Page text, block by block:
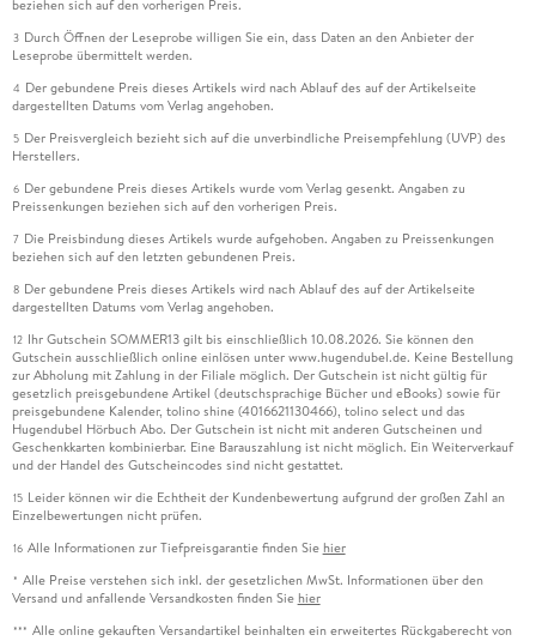
beziehen sich auf den vorherigen Preis.
3 Durch Öffnen der Leseprobe willigen Sie ein, dass Daten an den Anbieter der
Leseprobe übermittelt werden.
4 Der gebundene Preis dieses Artikels wird nach Ablauf des auf der Artikelseite
dargestellten Datums vom Verlag angehoben.
5 Der Preisvergleich bezieht sich auf die unverbindliche Preisempfehlung (UVP) des
Herstellers.
6 Der gebundene Preis dieses Artikels wurde vom Verlag gesenkt. Angaben zu
Preissenkungen beziehen sich auf den vorherigen Preis.
7 Die Preisbindung dieses Artikels wurde aufgehoben. Angaben zu Preissenkungen
beziehen sich auf den letzten gebundenen Preis.
8 Der gebundene Preis dieses Artikels wird nach Ablauf des auf der Artikelseite
dargestellten Datums vom Verlag angehoben.
12 Ihr Gutschein SOMMER13 gilt bis einschließlich 10.08.2026. Sie können den
Gutschein ausschließlich online einlösen unter www.hugendubel.de. Keine Bestellung
zur Abholung mit Zahlung in der Filiale möglich. Der Gutschein ist nicht gültig für
gesetzlich preisgebundene Artikel (deutschsprachige Bücher und eBooks) sowie für
preisgebundene Kalender, tolino shine (4016621130466), tolino select und das
Hugendubel Hörbuch Abo. Der Gutschein ist nicht mit anderen Gutscheinen und
Geschenkkarten kombinierbar. Eine Barauszahlung ist nicht möglich. Ein Weiterverkauf
und der Handel des Gutscheincodes sind nicht gestattet.
15 Leider können wir die Echtheit der Kundenbewertung aufgrund der großen Zahl an
Einzelbewertungen nicht prüfen.
16 Alle Informationen zur Tiefpreisgarantie finden Sie hier
* Alle Preise verstehen sich inkl. der gesetzlichen MwSt. Informationen über den
Versand und anfallende Versandkosten finden Sie hier
*** Alle online gekauften Versandartikel beinhalten ein erweitertes Rückgaberecht von